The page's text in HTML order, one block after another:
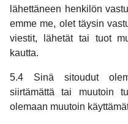
lähettäneen henkilön
emme me, olet täysin
viestit, lähetät tai tuot
kautta.
5.4 Sinä sitoudut
siirtämättä tai muutoin
olemaan muutoin